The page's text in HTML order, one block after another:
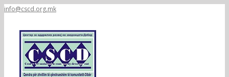
info@cscd.org.mk